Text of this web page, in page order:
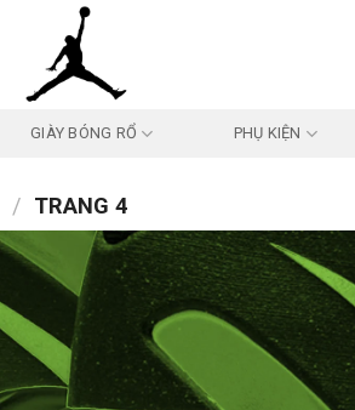
GIÀY BÓNG RỔ PHỤ KIỆN
/ TRANG 4